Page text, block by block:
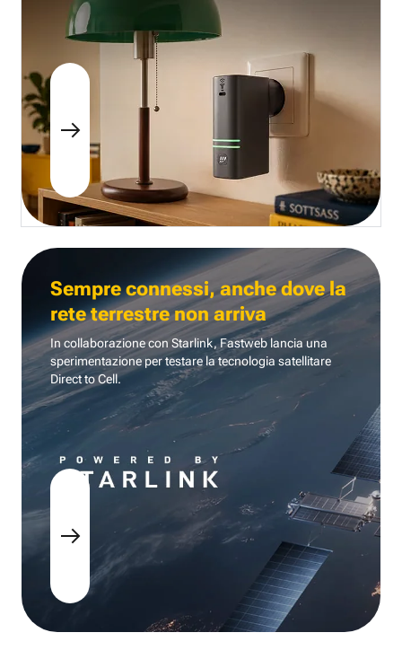
Sempre connessi, anche dove la
rete terrestre non arriva
In collaborazione con Starlink, Fastweb lancia una
sperimentazione per testare la tecnologia satellitare
Direct to Cell.